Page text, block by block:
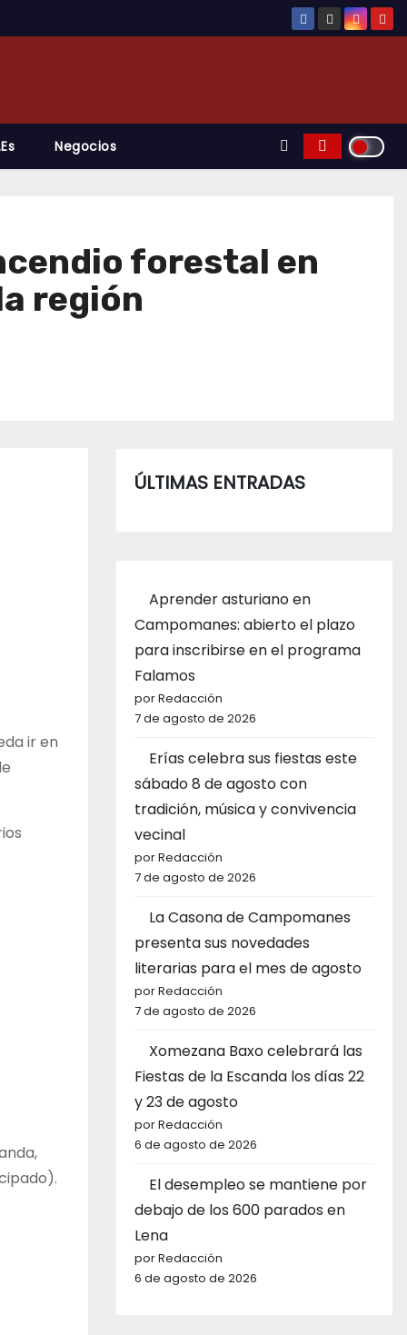
Negocios
forestal en
región
ir en
ÚLTIMAS ENTRADAS
Aprender asturiano en
Campomanes: abierto el plazo
para inscribirse en el programa
Falamos
por Redacción
7 de agosto de 2026
Erías celebra sus fiestas este
sábado 8 de agosto con
tradición, música y convivencia
vecinal
por Redacción
7 de agosto de 2026
La Casona de Campomanes
presenta sus novedades
literarias para el mes de agosto
por Redacción
7 de agosto de 2026
Xomezana Baxo celebrará las
Fiestas de la Escanda los días 22
y 23 de agosto
por Redacción
6 de agosto de 2026
El desempleo se mantiene por
debajo de los 600 parados en
Lena
por Redacción
6 de agosto de 2026